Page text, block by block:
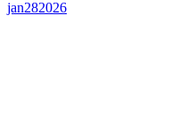
jan282026